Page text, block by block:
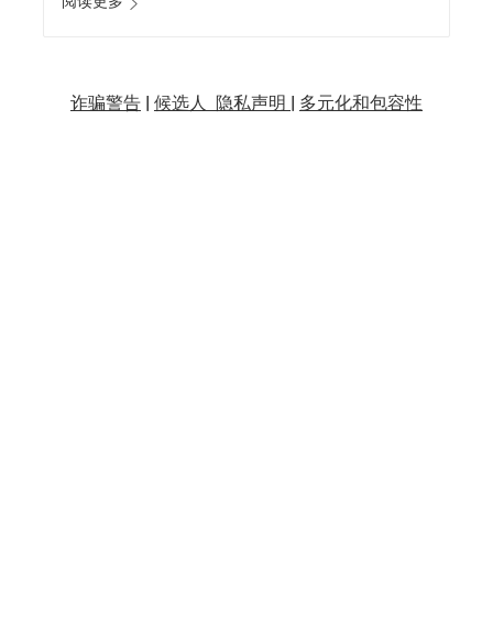
诈骗警告| 候选人 隐私声明 | 多元化和包容性